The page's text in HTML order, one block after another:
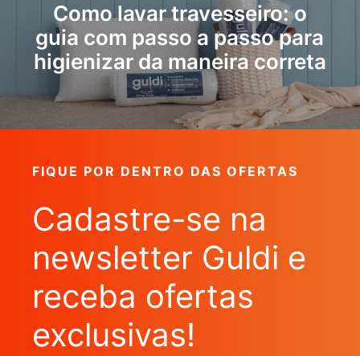
Como lavar travesseiro: o
guia com passo a passo para
higienizar da maneira correta
FIQUE POR DENTRO DAS OFERTAS
Cadastre-se na
newsletter Guldi e
receba ofertas
exclusivas!